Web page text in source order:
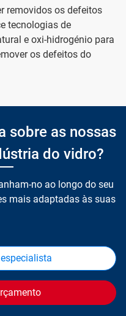
removidos os defeitos
tecnologias de
e oxi-hidrogénio para
os defeitos do
sobre as nossas
do vidro?
no ao longo do seu
mais adaptadas às suas